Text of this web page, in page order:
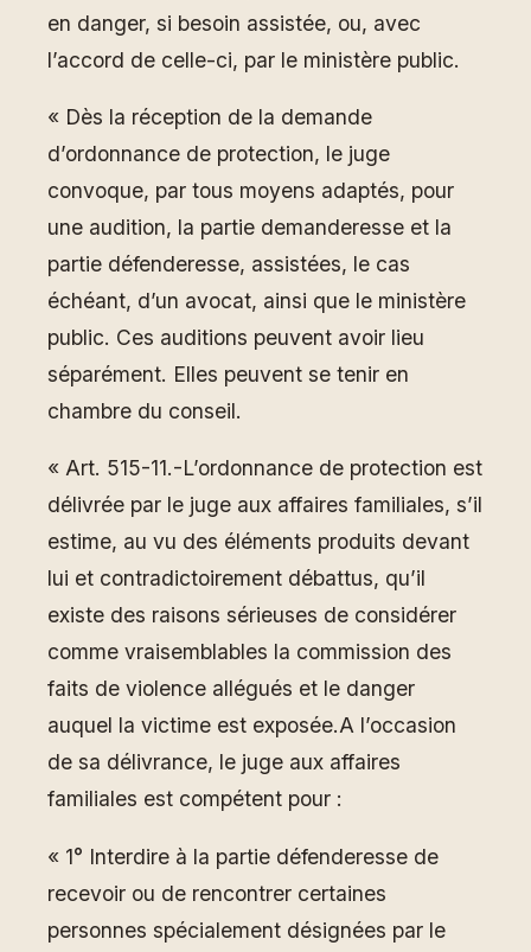
en danger, si besoin assistée, ou, avec
l’accord de celle-ci, par le ministère public.
« Dès la réception de la demande
d’ordonnance de protection, le juge
convoque, par tous moyens adaptés, pour
une audition, la partie demanderesse et la
partie défenderesse, assistées, le cas
échéant, d’un avocat, ainsi que le ministère
public. Ces auditions peuvent avoir lieu
séparément. Elles peuvent se tenir en
chambre du conseil.
« Art. 515-11.-L’ordonnance de protection est
délivrée par le juge aux affaires familiales, s’il
estime, au vu des éléments produits devant
lui et contradictoirement débattus, qu’il
existe des raisons sérieuses de considérer
comme vraisemblables la commission des
faits de violence allégués et le danger
auquel la victime est exposée.A l’occasion
de sa délivrance, le juge aux affaires
familiales est compétent pour :
« 1° Interdire à la partie défenderesse de
recevoir ou de rencontrer certaines
personnes spécialement désignées par le